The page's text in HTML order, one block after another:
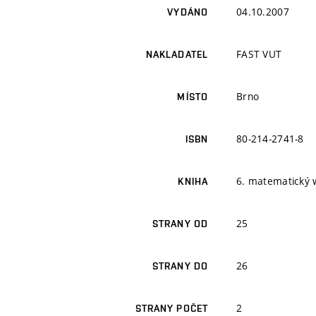
VYDÁNO 04.10.2007
NAKLADATEL FAST VUT
MÍSTO Brno
ISBN 80-214-2741-8
KNIHA 6. matematický
STRANY OD 25
STRANY DO 26
STRANY POČET 2